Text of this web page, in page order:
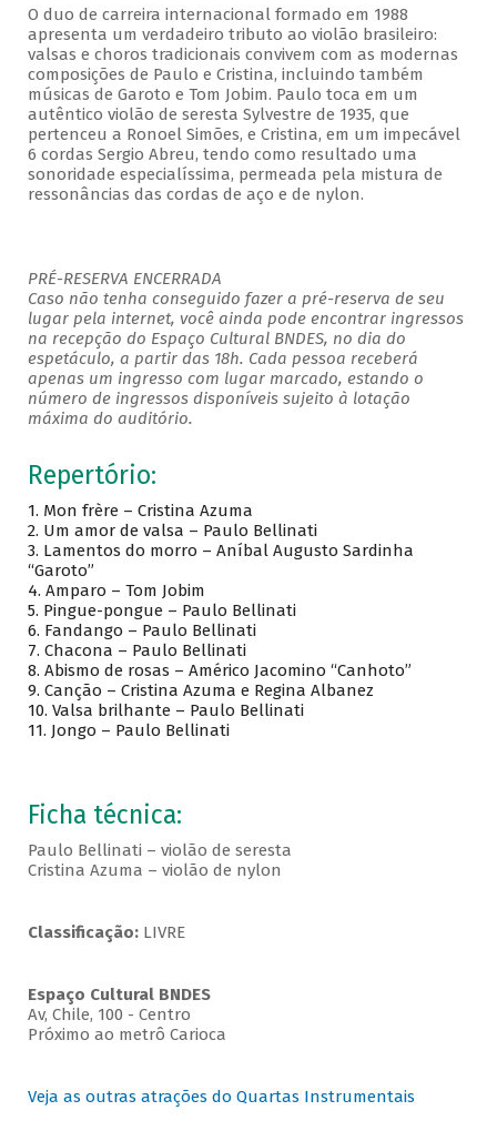
O duo de carreira internacional formado em 1988
apresenta um verdadeiro tributo ao violão brasileiro:
valsas e choros tradicionais convivem com as modernas
composições de Paulo e Cristina, incluindo também
músicas de Garoto e Tom Jobim. Paulo toca em um
autêntico violão de seresta Sylvestre de 1935, que
pertenceu a Ronoel Simões, e Cristina, em um impecável
6 cordas Sergio Abreu, tendo como resultado uma
sonoridade especialíssima, permeada pela mistura de
ressonâncias das cordas de aço e de nylon.
PRÉ-RESERVA ENCERRADA
Caso não tenha conseguido fazer a pré-reserva de seu
lugar pela internet, você ainda pode encontrar ingressos
na recepção do Espaço Cultural BNDES, no dia do
espetáculo, a partir das 18h. Cada pessoa receberá
apenas um ingresso com lugar marcado, estando o
número de ingressos disponíveis sujeito à lotação
máxima do auditório.
Repertório:
1. Mon frère – Cristina Azuma
2. Um amor de valsa – Paulo Bellinati
3. Lamentos do morro – Aníbal Augusto Sardinha
“Garoto”
4. Amparo – Tom Jobim
5. Pingue-pongue – Paulo Bellinati
6. Fandango – Paulo Bellinati
7. Chacona – Paulo Bellinati
8. Abismo de rosas – Américo Jacomino “Canhoto”
9. Canção – Cristina Azuma e Regina Albanez
10. Valsa brilhante – Paulo Bellinati
11. Jongo – Paulo Bellinati
Ficha técnica:
Paulo Bellinati – violão de seresta
Cristina Azuma – violão de nylon
Classificação:LIVRE
Espaço Cultural BNDES
Av, Chile, 100 - Centro
Próximo ao metrô Carioca
Veja as outras atrações do Quartas Instrumentais